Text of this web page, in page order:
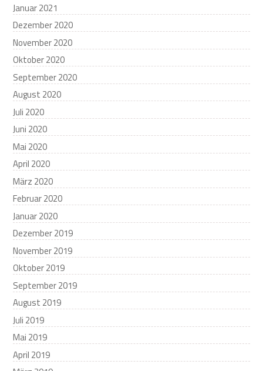
Januar 2021
Dezember 2020
November 2020
Oktober 2020
September 2020
August 2020
Juli 2020
Juni 2020
Mai 2020
April 2020
März 2020
Februar 2020
Januar 2020
Dezember 2019
November 2019
Oktober 2019
September 2019
August 2019
Juli 2019
Mai 2019
April 2019